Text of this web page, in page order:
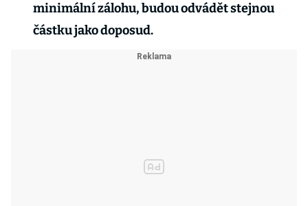
minimální zálohu, budou odvádět stejnou
částku jako doposud.